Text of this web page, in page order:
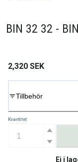
BIN 32 32 -
2,320 SEK
Tillbehör
Kvantitet
Ej i